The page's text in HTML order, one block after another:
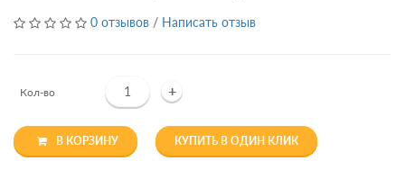
0 отзывов / Написать отзыв
Кол-во +
В КОРЗИНУ КУПИТЬ В ОДИН КЛИК